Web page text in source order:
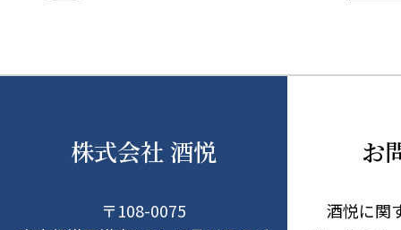
株式会社 酒悦
〒108-0075
お
酒悦に関